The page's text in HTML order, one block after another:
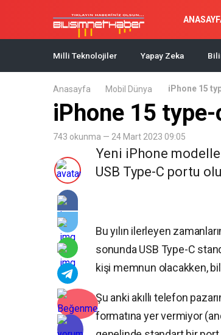
Milli Teknolojiler Yapay Zeka
Anasayfa Mobil Dünya iPhone 15
iPhone 15
743 okunma — 24 Mart 2023 09:05
Yeni iPhone
USB Type-C portu
Bu yılın ilerleyen
sonunda USB Type-C
kişi memnun olacakken,
Şu anki akıllı telefon
formatına yer vermiyor